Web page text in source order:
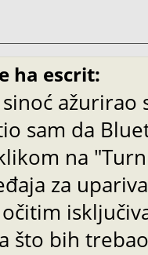
ha escrit:
sam da
na
za
očitim
što bih